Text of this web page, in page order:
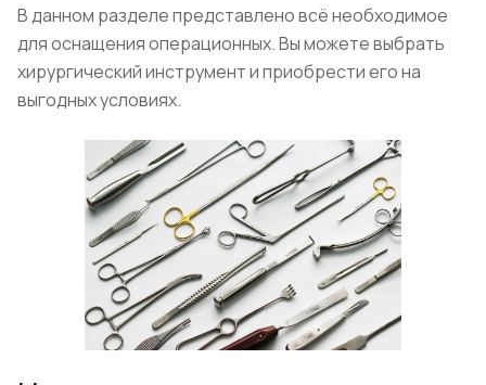
В данном разделе представлено всё необходимое
для оснащения операционных. Вы можете выбрать
хирургический инструмент и приобрести его на
выгодных условиях.